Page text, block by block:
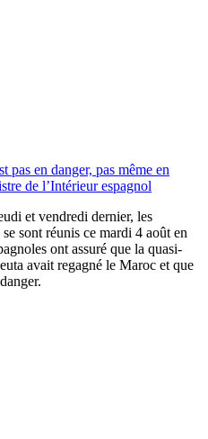
pas en danger, pas même en
de l’Intérieur espagnol
et vendredi dernier, les
sont réunis ce mardi 4 août en
ont assuré que la quasi-
avait regagné le Maroc et que